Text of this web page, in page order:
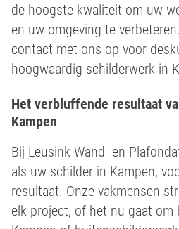
de hoogste kwaliteit om uw
en uw omgeving te
contact met ons op voor
hoogwaardig schilderwerk in
Het verbluffende resultaat
Kampen
Bij Leusink Wand- en
als uw schilder in Kampen,
resultaat. Onze vakmensen
elk project, of het nu gaat om